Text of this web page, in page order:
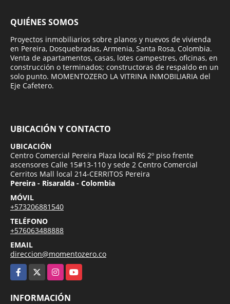
QUIÉNES SOMOS
Proyectos inmobiliarios sobre planos y nuevos de vivienda
en Pereira, Dosquebradas, Armenia, Santa Rosa, Colombia.
Venta de apartamentos, casas, lotes campestres, oficinas, en
construcción o terminados; constructoras de respaldo en un
solo punto. MOMENTOZERO LA VITRINA INMOBILIARIA del
Eje Cafetero.
UBICACIÓN Y CONTACTO
UBICACIÓN
Centro Comercial Pereira Plaza local R6 2º piso frente
ascensores Calle 15#13-110 y sede 2 Centro Comercial
Cerritos Mall local 214-CERRITOS Pereira
Pereira - Risaralda - Colombia
MÓVIL
+573206881540
TELÉFONO
+576063488888
EMAIL
direccion@momentozero.co
Facebook
InstagramYouTube
INFORMACIÓN